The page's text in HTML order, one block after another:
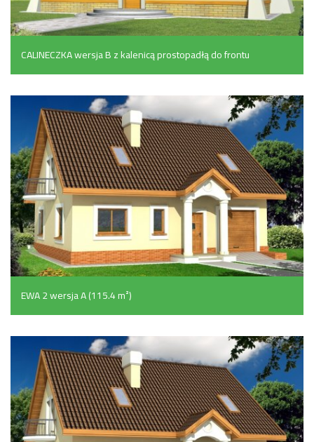
CALINECZKA wersja B z kalenicą prostopadłą do frontu
(136 m²)
EWA 2 wersja A (115.4 m²)